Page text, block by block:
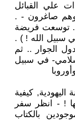
علي القبائل
وهم صاغرون - .
توسعت فريضة
سبيل الله ! ) .
الجوار .. ثم
في سبيل
كيفية
! - انظر سفر
بالكتاب